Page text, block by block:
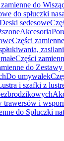
do
do spłuczki
Deski sedesowe
Akcesoria
Części
Części
do
Do umywalek
i szafki z
trawersów i
do Spłuczki